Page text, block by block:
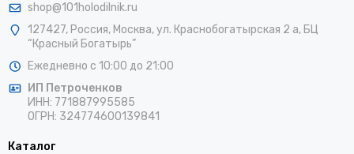
shop@101holodilnik.ru
127427, Россия, Москва,ул. Краснобогатырская 2 а, БЦ
“Красный Богатырь”
Ежедневно с 10:00 до 21:00
ИП Петроченков
ИНН: 771887995585
ОГРН: 324774600139841
Каталог